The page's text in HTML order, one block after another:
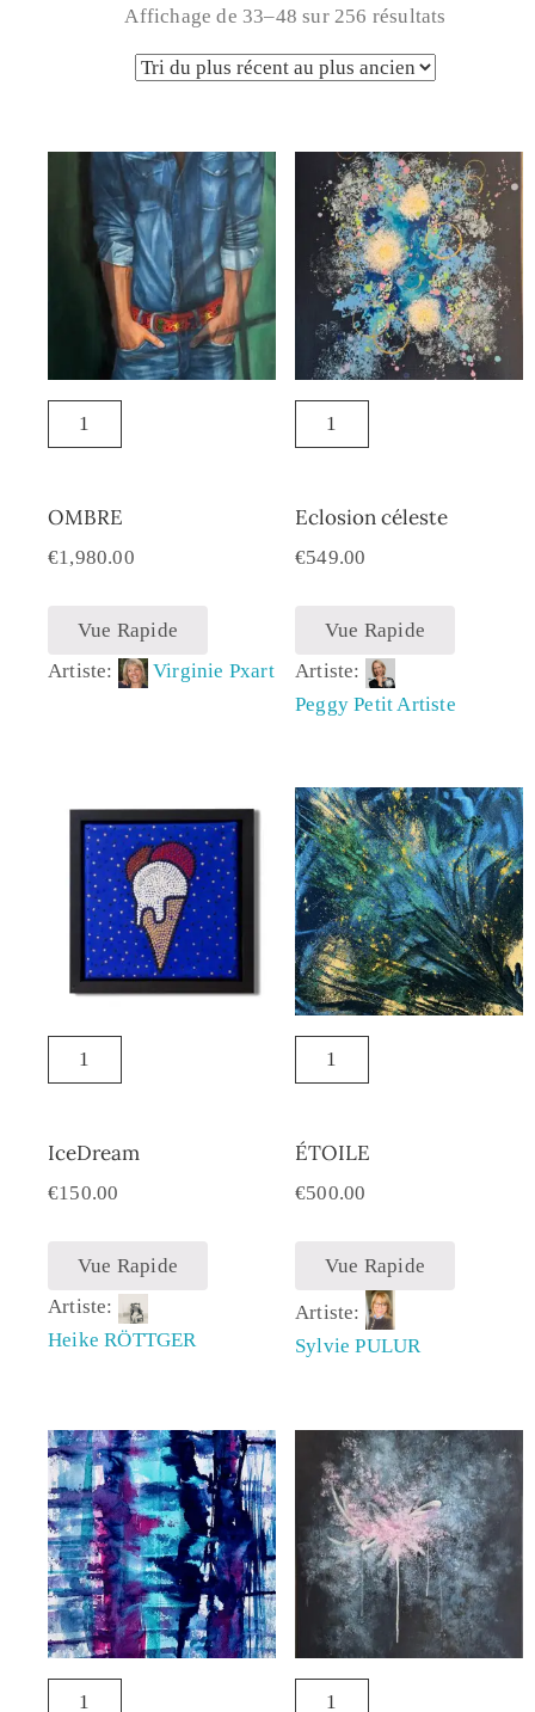
Affichage de 33–48 sur 256 résultats
OMBRE
€1,980.00
Vue Rapide
Artiste:
Virginie Pxart
Eclosion céleste
€549.00
Vue Rapide
Artiste:
Peggy Petit Artiste
IceDream
€150.00
Vue Rapide
Artiste:
Heike RÖTTGER
ÉTOILE
€500.00
Vue Rapide
Artiste:
Sylvie PULUR